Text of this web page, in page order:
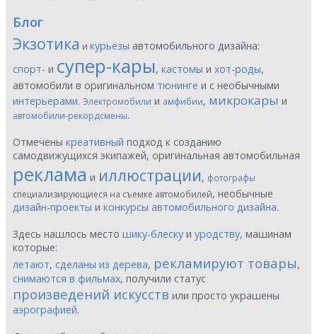
Блог
Экзотика и курьезы автомобильного дизайна:
спорт- и супер-кары, кастомы и хот-роды,
автомобили в оригинальном тюнинге и с необычными
интерьерами. Электромобили и амфибии, микрокары и
автомобили-рекордсмены.
Отмечены креативный подход к созданию
самодвижущихся экипажей, оригинальная автомобильная
реклама и иллюстрации, фотографы
специализирующиеся на съемке автомобилей, необычные
дизайн-проекты и конкурсы автомобильного дизайна.
Здесь нашлось место шику-блеску и уродству, машинам
которые:
летают, сделаны из дерева, рекламируют товары,
снимаются в фильмах, получили статус
произведений искусств или просто украшены
аэрографией.